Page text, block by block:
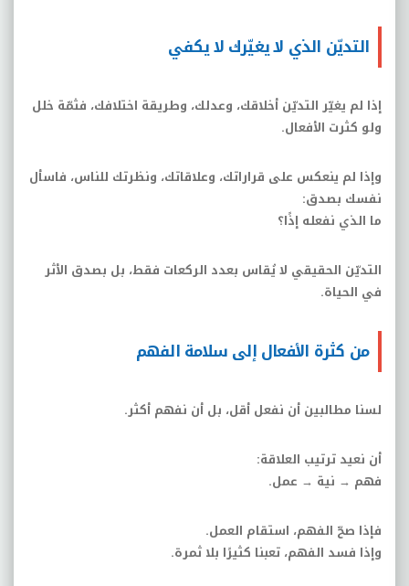
التديّن الذي لا يغيّرك لا يكفي
إذا لم يغيّر التديّن أخلاقك، وعدلك، وطريقة اختلافك، فثمّة خلل
ولو كثرت الأفعال.
وإذا لم ينعكس على قراراتك، وعلاقاتك، ونظرتك للناس، فاسأل
نفسك بصدق:
ما الذي نفعله إذًا؟
التديّن الحقيقي لا يُقاس بعدد الركعات فقط، بل بصدق الأثر
في الحياة.
من كثرة الأفعال إلى سلامة الفهم
لسنا مطالبين أن نفعل أقل، بل أن نفهم أكثر.
أن نعيد ترتيب العلاقة:
فهم → نية → عمل.
فإذا صحّ الفهم، استقام العمل.
وإذا فسد الفهم، تعبنا كثيرًا بلا ثمرة.